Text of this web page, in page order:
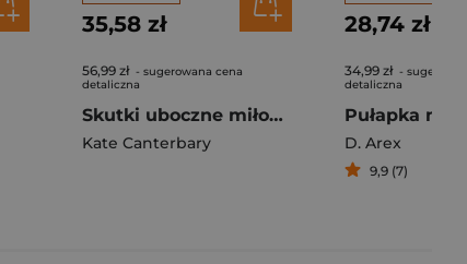
35,58 zł
56,99 zł - sugerowana cena
detaliczna
Skutki uboczne miłości
Kate Canterbary
28,74 zł
34,99 zł -
detaliczna
Pułapka na
D. Arex
9,9 (7)